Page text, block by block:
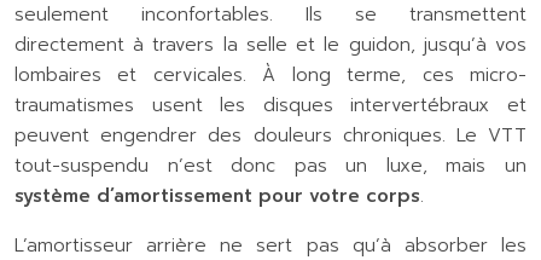
seulement inconfortables. Ils se transmettent
directement à travers la selle et le guidon, jusqu’à vos
lombaires et cervicales. À long terme, ces micro-
traumatismes usent les disques intervertébraux et
peuvent engendrer des douleurs chroniques. Le VTT
tout-suspendu n’est donc pas un luxe, mais un
système d’amortissement pour votre corps.
L’amortisseur arrière ne sert pas qu’à absorber les